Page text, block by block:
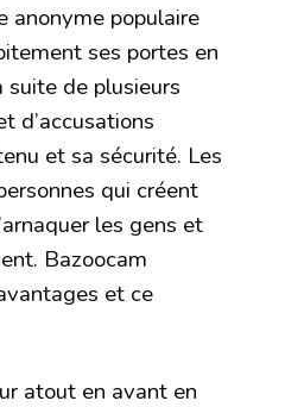
anonyme populaire
ses portes en
de plusieurs
d’accusations
et sa sécurité. Les
qui créent
les gens et
Bazoocam
et ce
atout en avant en